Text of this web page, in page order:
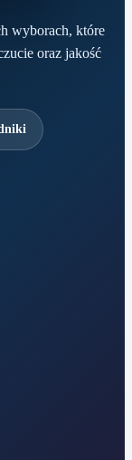
wyborach, które
oraz jakość